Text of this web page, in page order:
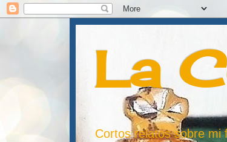
La
Cortos relatos sobre mi